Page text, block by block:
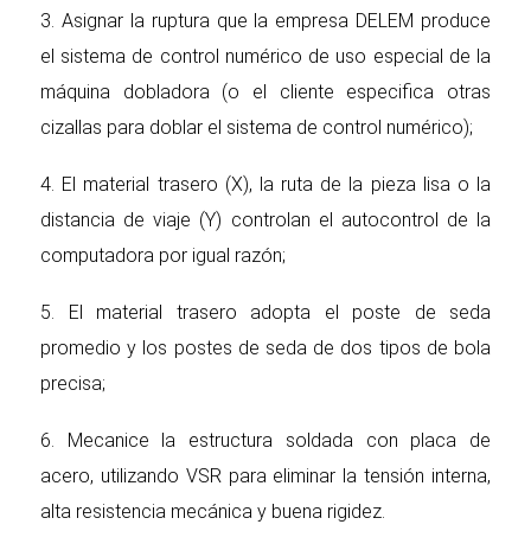
3. Asignar la ruptura que la empresa DELEM produce
el sistema de control numérico de uso especial de la
máquina dobladora (o el cliente especifica otras
cizallas para doblar el sistema de control numérico);
4. El material trasero (X), la ruta de la pieza lisa o la
distancia de viaje (Y) controlan el autocontrol de la
computadora por igual razón;
5. El material trasero adopta el poste de seda
promedio y los postes de seda de dos tipos de bola
precisa;
6. Mecanice la estructura soldada con placa de
acero, utilizando VSR para eliminar la tensión interna,
alta resistencia mecánica y buena rigidez.